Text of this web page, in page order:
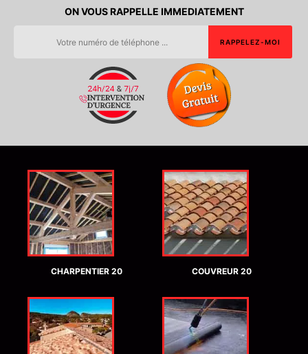
ON VOUS RAPPELLE IMMEDIATEMENT
CHARPENTIER 20 COUVREUR 20